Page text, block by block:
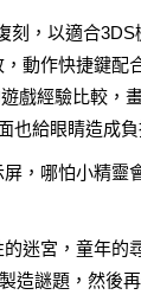
，以適合
動作快捷鍵配
戲經驗比較，
也給眼睛造成負
，哪怕小精靈
迷宮，童年
造謎題，然後